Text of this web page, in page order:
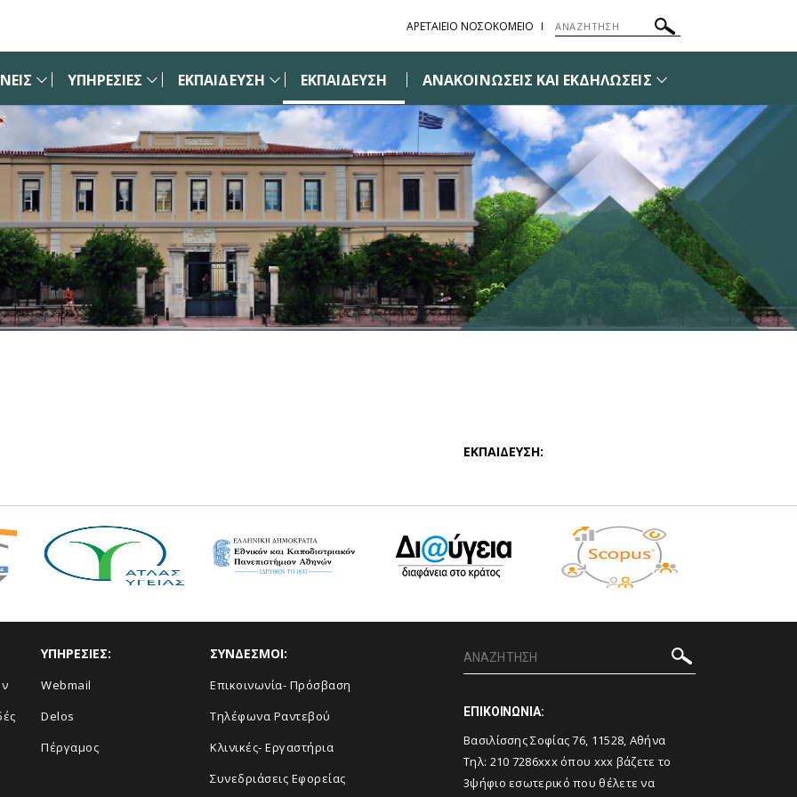
ΑΡΕΤΑΙΕΙΟ ΝΟΣΟΚΟΜΕΙΟ
ΥΠΗΡΕΣΙΕΣ ΕΚΠΑΙΔΕΥΣΗ ΕΚΠΑΙΔΕΥΣΗ ΑΝΑΚΟΙΝΩΣΕΙΣ ΚΑΙ ΕΚΔΗΛΩΣΕΙΣ
ΕΚΠΑΙΔΕΥΣΗ:
ΥΠΗΡΕΣΙΕΣ:
Webmail
Delos
Πέργαμος
ΣΥΝΔΕΣΜΟΙ:
Επικοινωνία- Πρόσβαση
Τηλέφωνα Ραντεβού
Κλινικές- Εργαστήρια
Συνεδριάσεις Εφορείας
ΕΠΙΚΟΙΝΩΝΙΑ:
Βασιλίσσης Σοφίας 76, 11528, Αθήνα
Τηλ: 210 7286xxx όπου xxx βάζετε το
3ψήφιο εσωτερικό που θέλετε να